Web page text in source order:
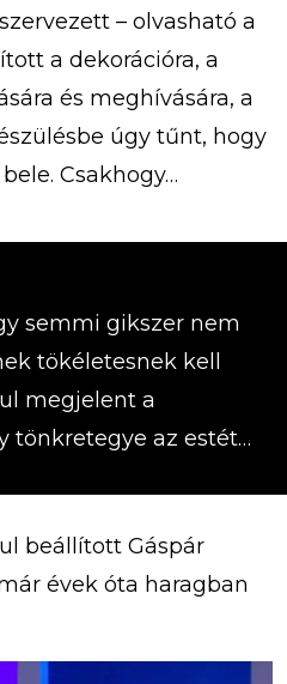
– olvasható a
a dekorációra, a
és meghívására, a
úgy tűnt, hogy
Csakhogy…
semmi gikszer nem
tökéletesnek kell
megjelent a
tönkretegye az estét…
beállított Gáspár
évek óta haragban